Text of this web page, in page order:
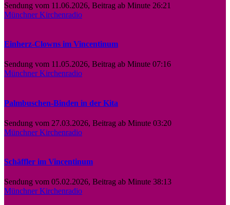
Sendung vom 11.06.2026, Beitrag ab Minute 26:21
Münchner Kirchenradio
Einherz-Clowns im Vincentinum
Sendung vom 11.05.2026, Beitrag ab Minute 07:16
Münchner Kirchenradio
Palmbuschen-Binden in der Kita
Sendung vom 27.03.2026, Beitrag ab Minute 03:20
Münchner Kirchenradio
Schäffler im Vincentinum
Sendung vom 05.02.2026, Beitrag ab Minute 38:13
Münchner Kirchenradio